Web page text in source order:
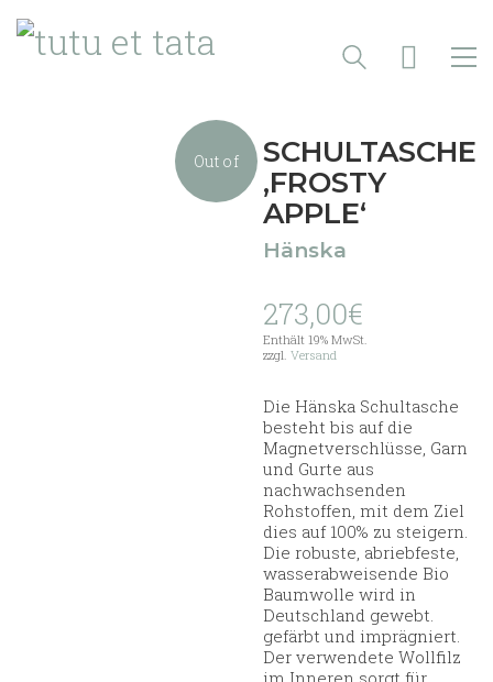
Out of
SCHULTASCHE
‚FROSTY
APPLE‘
Hänska
273,00€
Enthält 19% MwSt.
zzgl. Versand
Die Hänska Schultasche
besteht bis auf die
Magnetverschlüsse, Garn
und Gurte aus
nachwachsenden
Rohstoffen, mit dem Ziel
dies auf 100% zu steigern.
Die robuste, abriebfeste,
wasserabweisende Bio
Baumwolle wird in
Deutschland gewebt.
gefärbt und imprägniert.
Der verwendete Wollfilz
im Inneren sorgt für